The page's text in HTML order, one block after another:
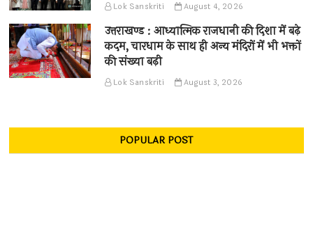
Lok Sanskriti August 4, 2026
उत्तराखण्ड : आध्यात्मिक राजधानी की दिशा में बढ़े
कदम, चारधाम के साथ ही अन्य मंदिरों में भी भक्तों
की संख्या बढ़ी
Lok Sanskriti August 3, 2026
POPULAR POST